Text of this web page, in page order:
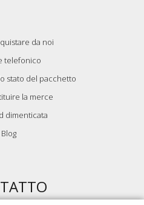
da noi
telefonico
stato del pacchetto
la merce
dimenticata
Blog